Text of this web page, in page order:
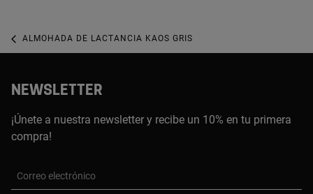
ALMOHADA DE LACTANCIA KAOS GRIS
NEWSLETTER
¡Únete a nuestra newsletter y recibe un 10% en tu primera
compra!
Correo electrónico